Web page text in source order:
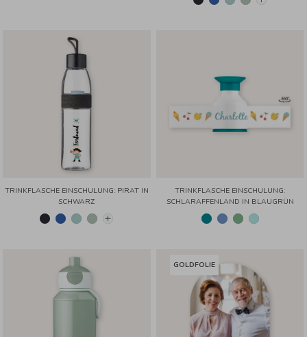
TRINKFLASCHE EINSCHULUNG: PIRAT IN
SCHWARZ
TRINKFLASCHE EINSCHULUNG:
SCHLARAFFENLAND IN BLAUGRÜN
GOLDFOLIE